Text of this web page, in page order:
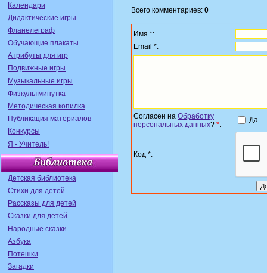
Календари
Дидактические игры
Фланелеграф
Обучающие плакаты
Атрибуты для игр
Подвижные игры
Музыкальные игры
Физкультминутка
Методическая копилка
Публикация материалов
Конкурсы
Я - Учитель!
Детская библиотека
Стихи для детей
Рассказы для детей
Сказки для детей
Народные сказки
Азбука
Потешки
Загадки
Всего комментариев: 0
Имя *:
Email *:
Согласен на Обработку
персональных данных? *:
Да
Код *: